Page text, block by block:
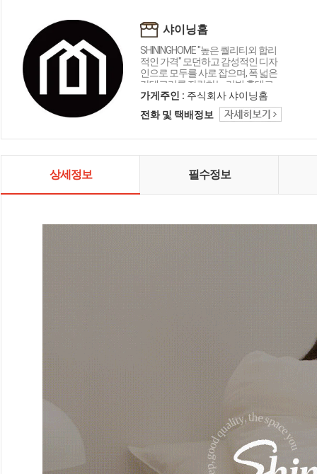
샤이닝홈
SHININGHOME "높은 퀄리티외 합리
적인 가격" 모던하고 감성적인 디자
인으로 모두를 사로 잡으며, 폭 넓은
카테고리를 자랑하는 리빙 홈데코
인테리어 샤이닝홈입니다.
가게주인 : 주식회사 샤이닝홈
전화 및 택배정보
상세정보 필수정보